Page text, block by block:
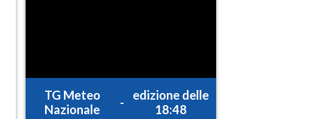
TG Meteo
Nazionale
-
edizione delle
18:48